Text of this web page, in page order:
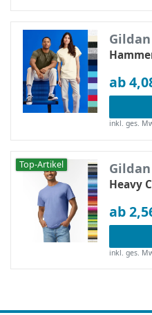
Gildan
ab
inkl. ges.
Top-Artikel Gildan
Heavy
ab
inkl. ges.